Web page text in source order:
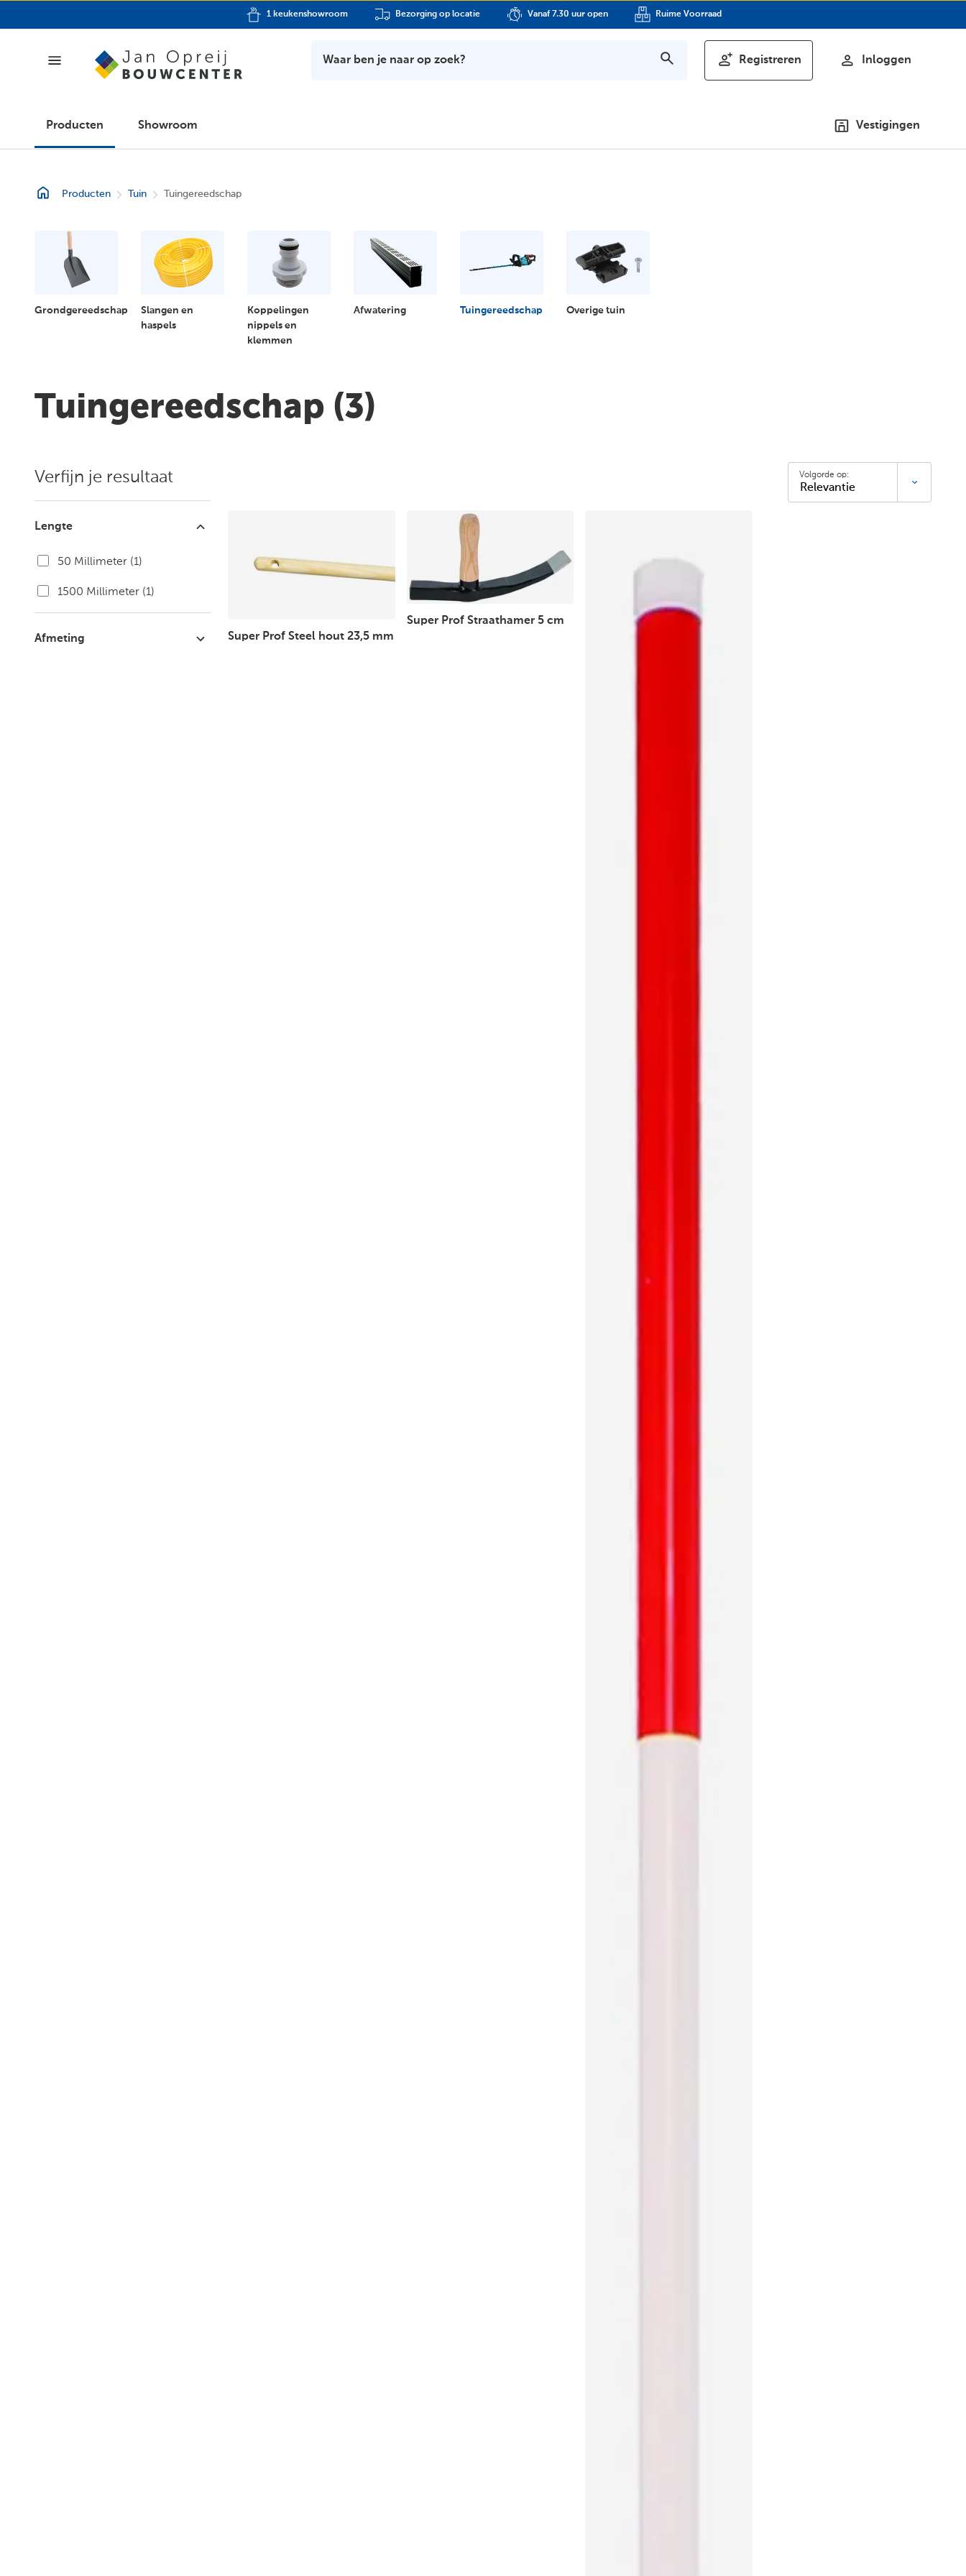
1 keukenshowroom Bezorging op locatie Vanaf 7.30 uur open Ruime Voorraad
Waar ben je naar op zoek? Registreren Inloggen
Producten Showroom Vestigingen
Producten
Producten Tuin Tuingereedschap
Grondgereedschap
Slangen en
haspels
Koppelingen
nippels en
klemmen
Afwatering Tuingereedschap Overige tuin
Tuingereedschap (3)
Verfijn je resultaat
Lengte
50 Millimeter (1)
1500 Millimeter (1)
Afmeting
Volgorde op:
Super Prof Steel hout 23,5 mm
Super Prof Straathamer 5 cm